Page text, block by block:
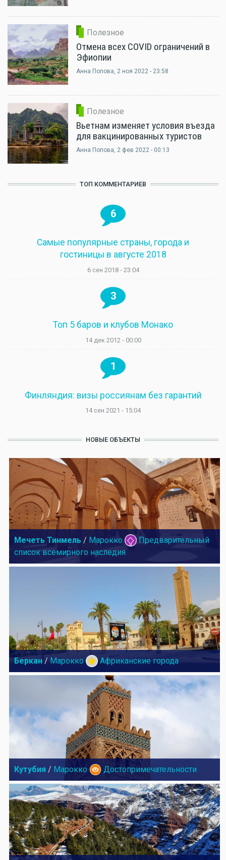
Полезное
Отмена всех COVID ограничений в
Эфиопии
Анна Попова, 2 ноя 2022 - 23:58
Полезное
Вьетнам изменяет условия въезда
для вакцинированных туристов
Анна Попова, 2 фев 2022 - 00:13
ТОП КОММЕНТАРИЕВ
6
Самые популярные страны, города и
гостиницы в августе 2018
6 сен 2018 - 23:04
3
Топ 5 баров и клубов Монако
14 дек 2012 - 00:00
1
Финляндия: визы россиянам без гарантий
14 сен 2021 - 15:04
НОВЫЕ ОБЪЕКТЫ
Мечеть Тинмель / Марокко
Предварительный
список всемирного наследия
Беркан / Марокко Африканские города
Кутубия / Марокко Достопримечательности